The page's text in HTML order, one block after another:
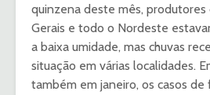
quinzena deste mês, produtores
Gerais e todo o Nordeste
a baixa umidade, mas chuvas
situação em várias localidades.
também em janeiro, os casos de